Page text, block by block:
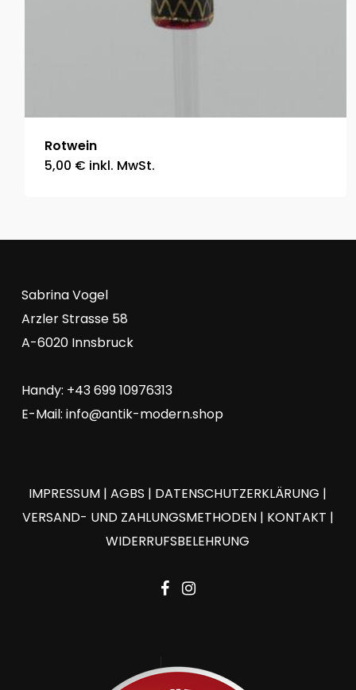
Rotwein
5,00 € inkl. MwSt.
Sabrina Vogel
Arzler Strasse 58
A-6020 Innsbruck
Handy: +43 699 10976313
E-Mail: info@antik-modern.shop
IMPRESSUM |AGBS | DATENSCHUTZERKLÄRUNG |
VERSAND- UND ZAHLUNGSMETHODEN| KONTAKT |
WIDERRUFSBELEHRUNG
facebook
instagram